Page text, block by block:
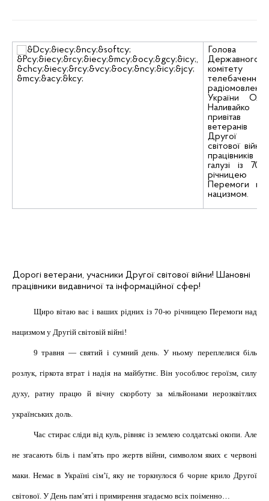
Голова
Державного
комітету
телебачення
радіомовлення
України
Наливайко
привітав
ветеранів
Другої
світової війни
працівників
галузі із 70-
річницею
Перемоги
нацизмом.
Дорогі ветерани, учасники Другої світової війни! Шановні
працівники видавничої та інформаційної сфер!
Щиро вітаю вас і ваших рідних із 70-ю річницею Перемоги над
нацизмом у Другій світовій війні!
9 травня — святий і сумний день. У ньому переплелися біль
розлук, гіркота втрат і надія на майбутнє. Він уособлює героїзм, силу
духу, ратну працю й вічну скорботу за мільйонами нерозквітлих
українських доль.
Час стирає сліди від куль, рівняє із землею солдатські окопи. Але
не згасають біль і пам’ять про жертв війни, символом яких є червоні
маки.Немає в Україні сім’ї, яку не торкнулося б чорне крило Другої
світової. У День пам’яті і примирення згадаємо всіх поіменно…